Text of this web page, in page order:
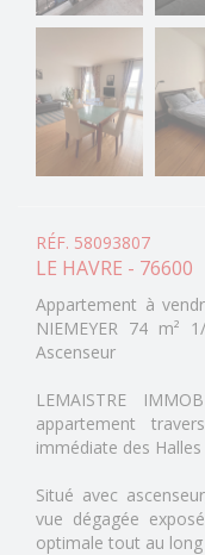
RÉF. 58093807
LE HAVRE - 76600
Appartement à
NIEMEYER 74 m²
Ascenseur
LEMAISTRE
appartement
immédiate des
Situé avec
vue dégagée
optimale tout au